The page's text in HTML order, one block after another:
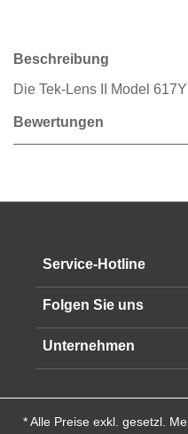
Beschreibung
Die Tek-Lens II Model
Bewertungen
Service-Hotline
Folgen Sie uns
Unternehmen
* Alle Preise exkl. gesetzl.